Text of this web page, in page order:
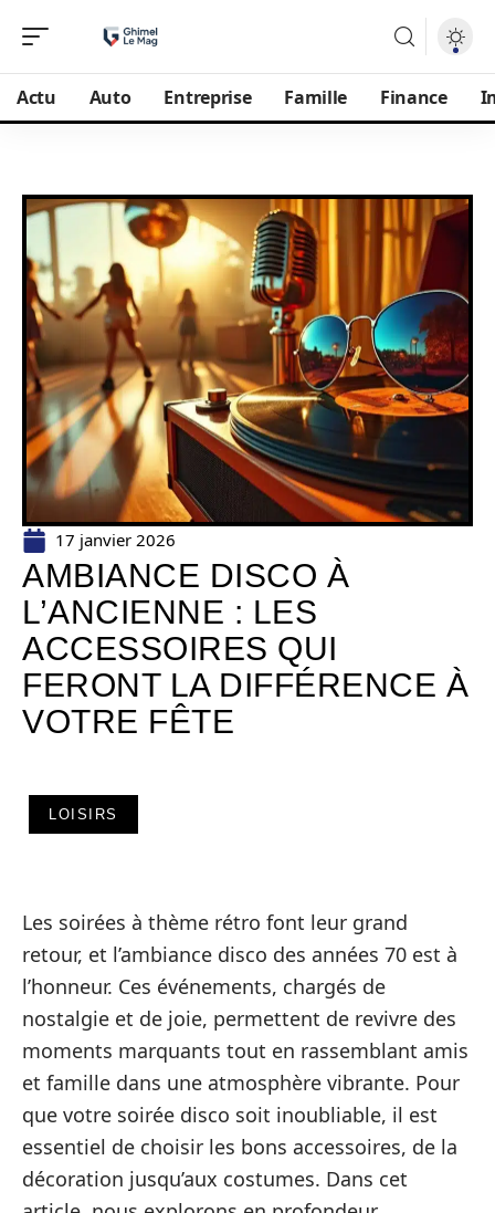
Actu Auto Entreprise Famille Finance
17 janvier 2026
AMBIANCE DISCO À
L’ANCIENNE : LES
ACCESSOIRES QUI
FERONT LA DIFFÉRENCE À
VOTRE FÊTE
LOISIRS
Les soirées à thème rétro font leur grand
retour, et l’ambiance disco des années 70 est à
l’honneur. Ces événements, chargés de
nostalgie et de joie, permettent de revivre des
moments marquants tout en rassemblant amis
et famille dans une atmosphère vibrante. Pour
que votre soirée disco soit inoubliable, il est
essentiel de choisir les bons accessoires, de la
décoration jusqu’aux costumes. Dans cet